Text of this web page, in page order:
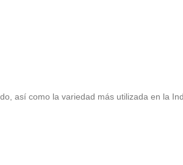
así como la variedad más utilizada en la